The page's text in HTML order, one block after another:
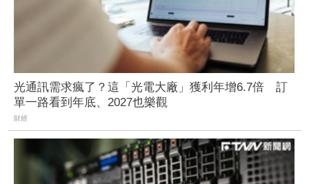
光通訊需求瘋了？這「光電大廠」獲利年增6.7倍 訂
單一路看到年底、2027也樂觀
財經